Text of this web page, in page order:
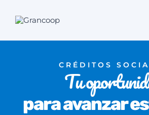
contenido
CRÉDITOS
Tu
para avanzar